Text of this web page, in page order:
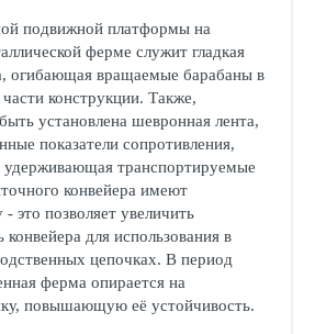
подвижной платформы на
ферме служит гладкая
огибающая вращаемые барабаны в
конструкции. Также,
установлена шевронная лента,
показатели сопротивления,
удерживающая транспортируемые
конвейера имеют
это позволяет увеличить
для использования в
цепочках. В период
ферма опирается на
повышающую её устойчивость.